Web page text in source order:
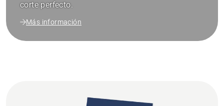
corte perfecto.
Más información